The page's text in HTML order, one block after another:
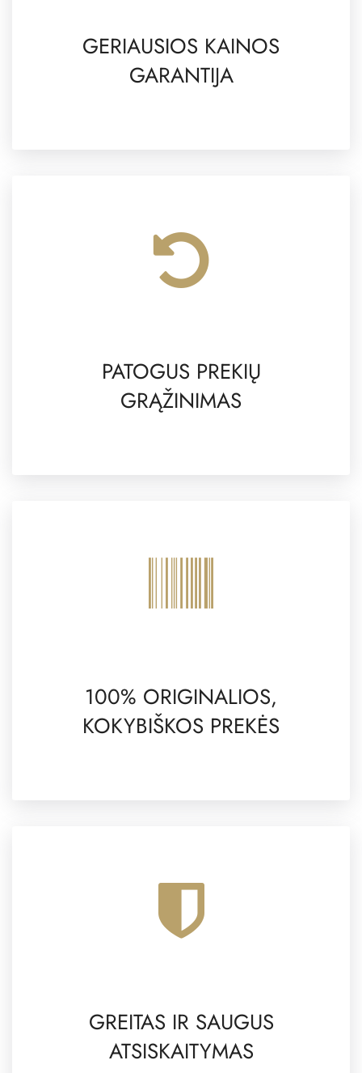
GERIAUSIOS KAINOS
GARANTIJA
PATOGUS PREKIŲ
GRĄŽINIMAS
100% ORIGINALIOS,
KOKYBIŠKOS PREKĖS
GREITAS IR SAUGUS
ATSISKAITYMAS